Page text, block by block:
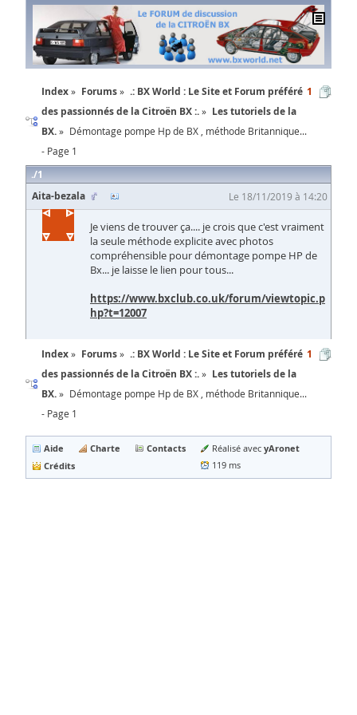
Index Forums
.: BX World : Le Site et Forum préféré
des passionnés de la Citroën BX :.
Les tutoriels de la
BX.
Démontage pompe Hp de BX , méthode Britannique...
- Page 1
1
1
Aita-bezala
Le 18/11/2019 à 14:20
Je viens de trouver ça.... je crois que c'est vraiment
la seule méthode explicite avec photos
compréhensible pour démontage pompe HP de
Bx... je laisse le lien pour tous...
https://www.bxclub.co.uk/forum/viewtopic.p
hp?t=12007
Index Forums
.: BX World : Le Site et Forum préféré
des passionnés de la Citroën BX :.
Les tutoriels de la
BX.
Démontage pompe Hp de BX , méthode Britannique...
- Page 1
1
Aide Charte
Contacts
Crédits
Réalisé avecyAronet
119 ms